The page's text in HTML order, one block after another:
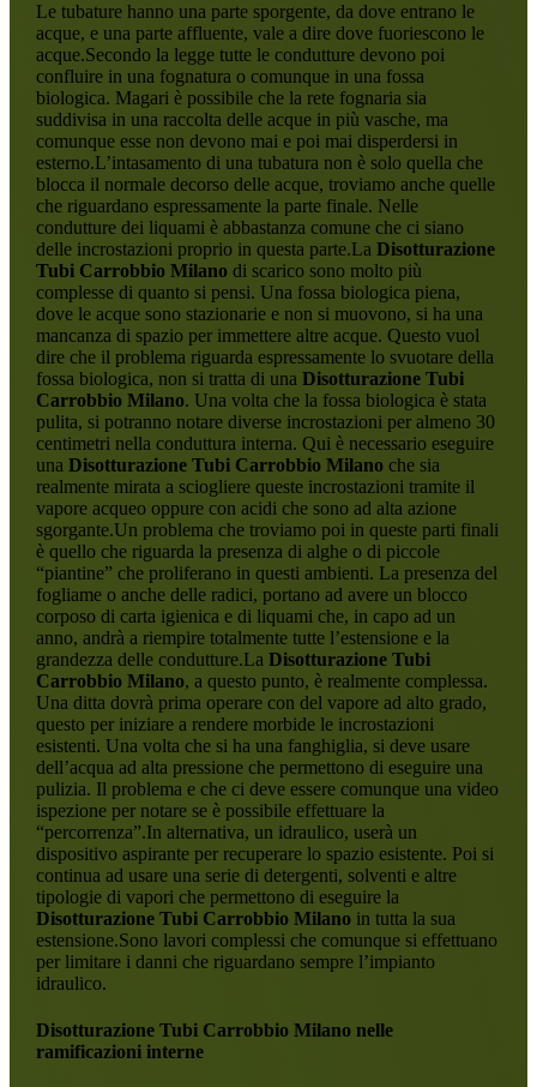
Le tubature hanno una parte sporgente, da dove entrano le
acque, e una parte affluente, vale a dire dove fuoriescono le
acque.Secondo la legge tutte le condutture devono poi
confluire in una fognatura o comunque in una fossa
biologica. Magari è possibile che la rete fognaria sia
suddivisa in una raccolta delle acque in più vasche, ma
comunque esse non devono mai e poi mai disperdersi in
esterno.L’intasamento di una tubatura non è solo quella che
blocca il normale decorso delle acque, troviamo anche quelle
che riguardano espressamente la parte finale. Nelle
condutture dei liquami è abbastanza comune che ci siano
delle incrostazioni proprio in questa parte.La Disotturazione
Tubi Carrobbio Milanodi scarico sono molto più
complesse di quanto si pensi. Una fossa biologica piena,
dove le acque sono stazionarie e non si muovono, si ha una
mancanza di spazio per immettere altre acque. Questo vuol
dire che il problema riguarda espressamente lo svuotare della
fossa biologica, non si tratta di una Disotturazione Tubi
Carrobbio Milano. Una volta che la fossa biologica è stata
pulita, si potranno notare diverse incrostazioni per almeno 30
centimetri nella conduttura interna. Qui è necessario eseguire
una Disotturazione Tubi Carrobbio Milanoche sia
realmente mirata a sciogliere queste incrostazioni tramite il
vapore acqueo oppure con acidi che sono ad alta azione
sgorgante.Un problema che troviamo poi in queste parti finali
è quello che riguarda la presenza di alghe o di piccole
“piantine” che proliferano in questi ambienti. La presenza del
fogliame o anche delle radici, portano ad avere un blocco
corposo di carta igienica e di liquami che, in capo ad un
anno, andrà a riempire totalmente tutte l’estensione e la
grandezza delle condutture.La Disotturazione Tubi
Carrobbio Milano, a questo punto, è realmente complessa.
Una ditta dovrà prima operare con del vapore ad alto grado,
questo per iniziare a rendere morbide le incrostazioni
esistenti. Una volta che si ha una fanghiglia, si deve usare
dell’acqua ad alta pressione che permettono di eseguire una
pulizia. Il problema e che ci deve essere comunque una video
ispezione per notare se è possibile effettuare la
“percorrenza”.In alternativa, un idraulico, userà un
dispositivo aspirante per recuperare lo spazio esistente. Poi si
continua ad usare una serie di detergenti, solventi e altre
tipologie di vapori che permettono di eseguire la
Disotturazione Tubi Carrobbio Milanoin tutta la sua
estensione.Sono lavori complessi che comunque si effettuano
per limitare i danni che riguardano sempre l’impianto
idraulico.
Disotturazione Tubi Carrobbio Milanonelle
ramificazioni interne